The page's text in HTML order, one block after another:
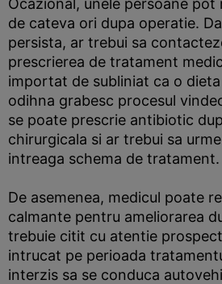
Ocazional, unele persoane
de cateva ori dupa operatie.
persista, ar trebui sa
prescrierea de tratament
importat de subliniat ca o
odihna grabesc procesul
se poate prescrie antibiotic
chirurgicala si ar trebui sa
intreaga schema de tratament.
De asemenea, medicul poate
calmante pentru ameliorarea
trebuie citit cu atentie
intrucat pe perioada
interzis sa se conduca